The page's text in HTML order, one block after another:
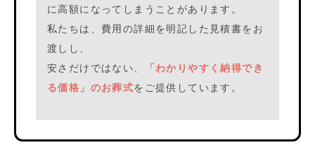
に高額になってしまうことがあります。
私たちは、費用の詳細を明記した見積書をお
渡しし、
安さだけではない、
「わかりやすく納得でき
る価格」のお葬式をご提供しています。